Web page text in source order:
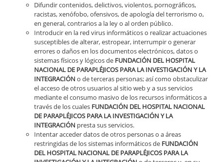
Difundir contenidos, delictivos, violentos, pornográficos,
racistas, xenófobo, ofensivos, de apología del terrorismo o,
en general, contrarios a la ley o al orden público.
Introducir en la red virus informáticos o realizar actuaciones
susceptibles de alterar, estropear, interrumpir o generar
errores o daños en los documentos electrónicos, datos o
sistemas físicos y lógicos de FUNDACIÓN DEL HOSPITAL
NACIONAL DE PARAPLÉJICOS PARA LA INVESTIGACIÓN Y LA
INTEGRACIÓN o de terceras personas; así como obstaculizar
el acceso de otros usuarios al sitio web y a sus servicios
mediante el consumo masivo de los recursos informáticos a
través de los cuales FUNDACIÓN DEL HOSPITAL NACIONAL
DE PARAPLÉJICOS PARA LA INVESTIGACIÓN Y LA
INTEGRACIÓN presta sus servicios.
Intentar acceder datos de otros personas o a áreas
restringidas de los sistemas informáticos de FUNDACIÓN
DEL HOSPITAL NACIONAL DE PARAPLÉJICOS PARA LA